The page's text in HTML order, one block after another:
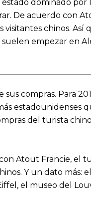
dominado por
De acuerdo con
chinos.
empezar en
sus compras. Para
estadounidenses
del turista
Atout Francie, el
Y un dato más:
el museo del